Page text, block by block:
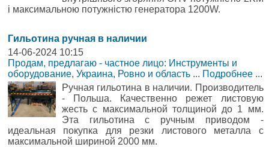
і максимальною потужністю генератора 1200W.
Гильотина ручная в наличии
14-06-2024 10:15
Продам, предлагаю - частное лицо: Инструменты и
оборудование, Украина, Ровно и область ... Подробнее ...
Ручная гильотина в наличии. Производитель
- Польша. Качественно режет листовую
жесть с максимальной толщиной до 1 мм.
Эта гильотина с ручным приводом -
идеальная покупка для резки листового металла с
максимальной шириной 2000 мм.